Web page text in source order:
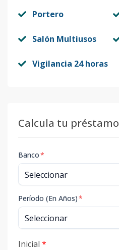
Portero
Salón Multiusos
Vigilancia 24 horas
Calcula tu préstamo
Banco*
Período (En Años)*
Inicial *